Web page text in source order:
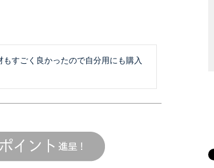
すごく良かったので自分用にも購入